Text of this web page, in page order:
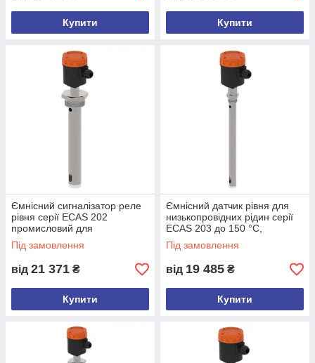
Купити Купити
Ємнісний сигналізатор реле
рівня серії ECAS 202
промисловий для
низькопровідних рідин до 150
°C
Під замовлення
від 21 371 ₴
Купити
Ємнісний датчик рівня для
низькопровідних рідин серії
ECAS 203 до 150 °C,
-1...+100 bar
Під замовлення
від 19 485 ₴
Купити